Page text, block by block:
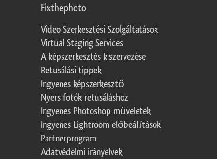
Fixthephoto
Video Szerkesztési Szolgáltatások
Virtual Staging Services
A képszerkesztés kiszervezése
Retusálási tippek
Ingyenes képszerkesztő
Nyers fotók retusáláshoz
Ingyenes Photoshop műveletek
Ingyenes Lightroom előbeállítások
Partnerprogram
Adatvédelmi irányelvek